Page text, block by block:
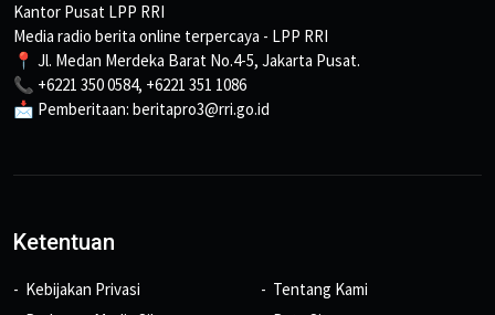
Kantor Pusat LPP RRI
Media radio berita online terpercaya - LPP RRI
📍 Jl. Medan Merdeka Barat No.4-5, Jakarta Pusat.
📞 +6221 350 0584, +6221 351 1086
📩 Pemberitaan: beritapro3@rri.go.id
Ketentuan
Kebijakan Privasi
Tentang Kami